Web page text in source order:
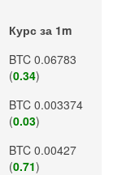
Курс за 1m
BTC 0.06783
(0.34)
BTC 0.003374
(0.03)
BTC 0.00427
(0.71)